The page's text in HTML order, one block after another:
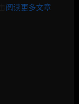
阅读更多文章